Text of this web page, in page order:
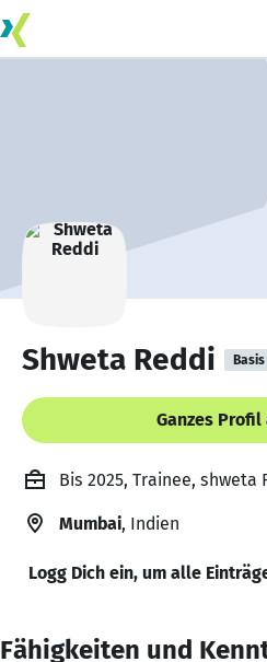
Shweta Reddi Basis
Ganzes Profil
Bis 2025, Trainee, shweta
Mumbai, Indien
Logg Dich ein, um alle
Fähigkeiten und